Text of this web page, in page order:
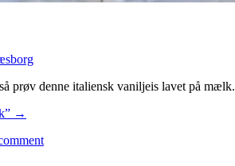
prøv denne italiensk vaniljeis lavet på mælk.
→